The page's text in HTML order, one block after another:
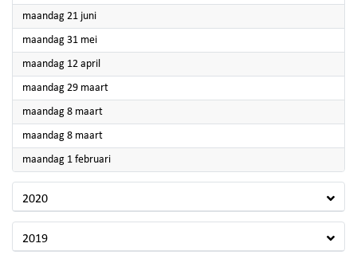
maandag 21 juni2021
maandag 31 mei2021
maandag 12 april
maandag 29 maart2021
maandag 8 maart2021
maandag 8 maart2021
maandag 1 februari2021
2020
2019